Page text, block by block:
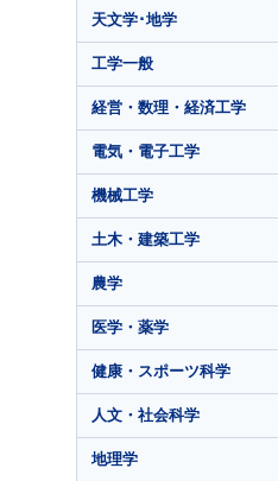
天文学･地学
工学一般
経営・数理・経済工学
電気・電子工学
機械工学
土木・建築工学
農学
医学・薬学
健康・スポーツ科学
人文・社会科学
地理学